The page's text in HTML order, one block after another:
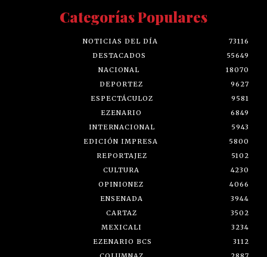
Categorías Populares
NOTICIAS DEL DÍA
73116
DESTACADOS
55649
NACIONAL
18070
DEPORTEZ
9627
ESPECTÁCULOZ
9581
EZENARIO
6849
INTERNACIONAL
5943
EDICIÓN IMPRESA
5800
REPORTAJEZ
5102
CULTURA
4230
OPINIONEZ
4066
ENSENADA
3944
CARTAZ
3502
MEXICALI
3234
EZENARIO BCS
3112